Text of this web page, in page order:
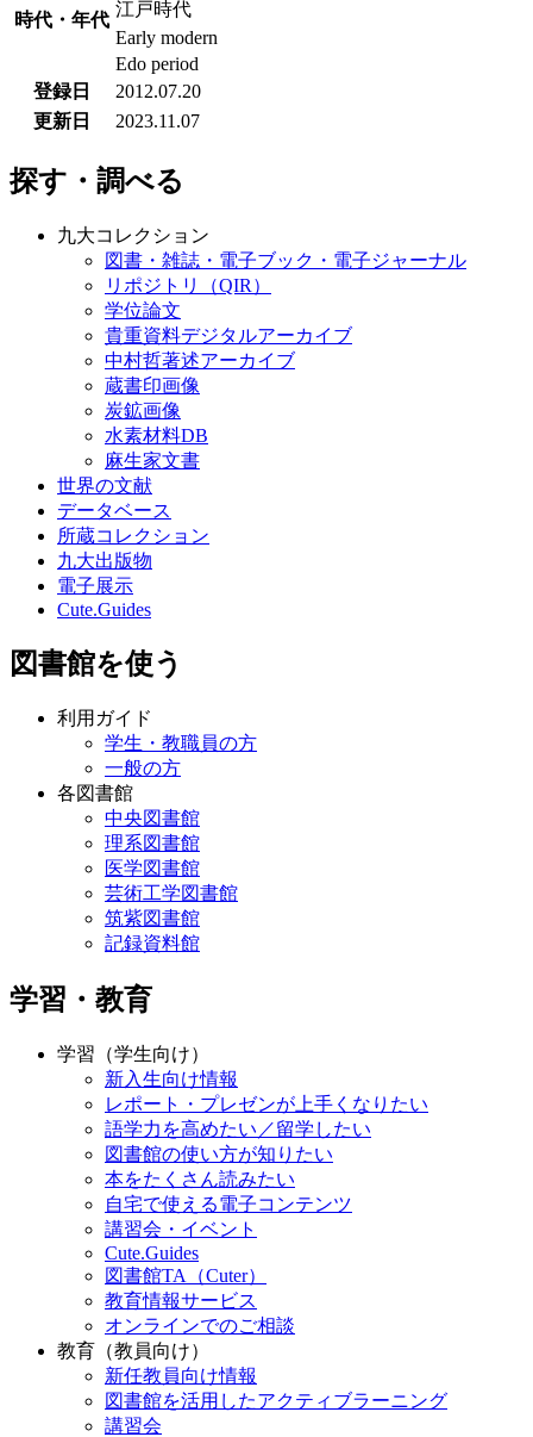
時代・年代
江戸時代
Early modern
Edo period
登録日
2012.07.20
更新日
2023.11.07
探す・調べる
九大コレクション
図書・雑誌・電子ブック・電子ジャーナル
リポジトリ（QIR）
学位論文
貴重資料デジタルアーカイブ
中村哲著述アーカイブ
蔵書印画像
炭鉱画像
水素材料DB
麻生家文書
世界の文献
データベース
所蔵コレクション
九大出版物
電子展示
Cute.Guides
図書館を使う
利用ガイド
学生・教職員の方
一般の方
各図書館
中央図書館
理系図書館
医学図書館
芸術工学図書館
筑紫図書館
記録資料館
学習・教育
学習（学生向け）
新入生向け情報
レポート・プレゼンが上手くなりたい
語学力を高めたい／留学したい
図書館の使い方が知りたい
本をたくさん読みたい
自宅で使える電子コンテンツ
講習会・イベント
Cute.Guides
図書館TA（Cuter）
教育情報サービス
オンラインでのご相談
教育（教員向け）
新任教員向け情報
図書館を活用したアクティブラーニング
講習会